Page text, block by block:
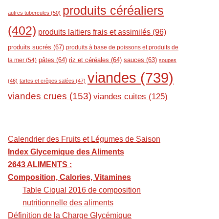
autres tubercules (50) produits céréaliers
(402) produits laitiers frais et assimilés (96)
produits sucrés (67) produits à base de poissons et produits de
la mer (54) pâtes (64) riz et céréales (64) sauces (63) soupes
(46) tartes et crêpes salées (47) viandes (739)
viandes crues (153) viandes cuites (125)
Calendrier des Fruits et Légumes de Saison
Index Glycemique des Aliments
2643 ALIMENTS :
Composition, Calories, Vitamines
Table Ciqual 2016 de composition
nutritionnelle des aliments
Définition de la Charge Glycémique